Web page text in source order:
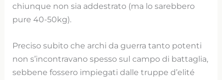
chiunque non sia addestrato (ma lo sarebbero
pure 40-50kg).
Preciso subito che archi da guerra tanto potenti
non s’incontravano spesso sul campo di battaglia,
sebbene fossero impiegati dalle truppe d’elité